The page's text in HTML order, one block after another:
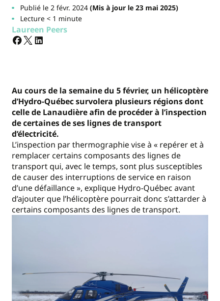
Publié le 2 févr. 2024(Mis à jour le 23 mai 2025)
Lecture < 1 minute
Laureen Peers
Au cours de la semaine du 5 février, un hélicoptère
d’Hydro-Québec survolera plusieurs régions dont
celle de Lanaudière afin de procéder à l’inspection
de certaines de ses lignes de transport
d’électricité.
L’inspection par thermographie vise à « repérer et à
remplacer certains composants des lignes de
transport qui, avec le temps, sont plus susceptibles
de causer des interruptions de service en raison
d’une défaillance », explique Hydro-Québec avant
d’ajouter que l’hélicoptère pourrait donc s’attarder à
certains composants des lignes de transport.